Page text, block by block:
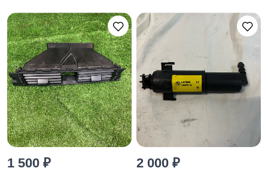
1 500 ₽ 2 000 ₽